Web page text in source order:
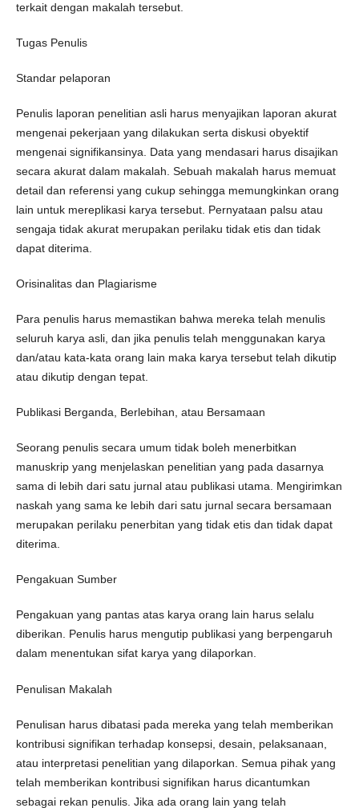
terkait dengan makalah tersebut.
Tugas Penulis
Standar pelaporan
Penulis laporan penelitian asli harus menyajikan laporan akurat
mengenai pekerjaan yang dilakukan serta diskusi obyektif
mengenai signifikansinya. Data yang mendasari harus disajikan
secara akurat dalam makalah. Sebuah makalah harus memuat
detail dan referensi yang cukup sehingga memungkinkan orang
lain untuk mereplikasi karya tersebut. Pernyataan palsu atau
sengaja tidak akurat merupakan perilaku tidak etis dan tidak
dapat diterima.
Orisinalitas dan Plagiarisme
Para penulis harus memastikan bahwa mereka telah menulis
seluruh karya asli, dan jika penulis telah menggunakan karya
dan/atau kata-kata orang lain maka karya tersebut telah dikutip
atau dikutip dengan tepat.
Publikasi Berganda, Berlebihan, atau Bersamaan
Seorang penulis secara umum tidak boleh menerbitkan
manuskrip yang menjelaskan penelitian yang pada dasarnya
sama di lebih dari satu jurnal atau publikasi utama. Mengirimkan
naskah yang sama ke lebih dari satu jurnal secara bersamaan
merupakan perilaku penerbitan yang tidak etis dan tidak dapat
diterima.
Pengakuan Sumber
Pengakuan yang pantas atas karya orang lain harus selalu
diberikan. Penulis harus mengutip publikasi yang berpengaruh
dalam menentukan sifat karya yang dilaporkan.
Penulisan Makalah
Penulisan harus dibatasi pada mereka yang telah memberikan
kontribusi signifikan terhadap konsepsi, desain, pelaksanaan,
atau interpretasi penelitian yang dilaporkan. Semua pihak yang
telah memberikan kontribusi signifikan harus dicantumkan
sebagai rekan penulis. Jika ada orang lain yang telah